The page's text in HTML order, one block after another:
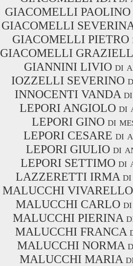
GIACOMELLI PAOLINO
GIACOMELLI
GIACOMELLI PIETRO
GIACOMELLI
GIANNINI LIVIO di
IOZZELLI SEVERINO
INNOCENTI VANDA
LEPORI ANGIOLO di
LEPORI GINO di
LEPORI CESARE di
LEPORI GIULIO di
LEPORI SETTIMO di
LAZZERETTI IRMA di
MALUCCHI
MALUCCHI CARLO di
MALUCCHI PIERINA
MALUCCHI FRANCA
MALUCCHI NORMA
MALUCCHI MARIA di